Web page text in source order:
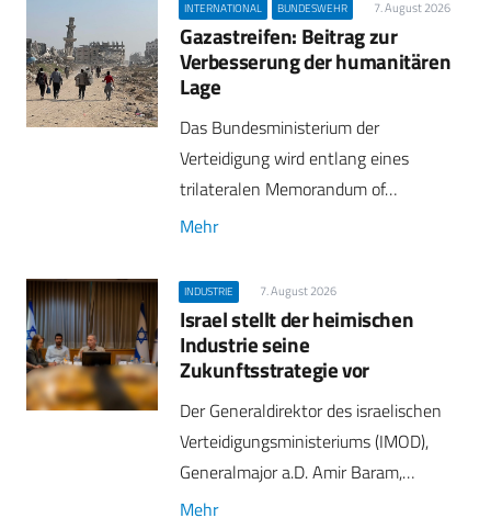
INTERNATIONAL BUNDESWEHR 7. August 2026
Gazastreifen: Beitrag zur
Verbesserung der humanitären
Lage
Das Bundesministerium der
Verteidigung wird entlang eines
trilateralen Memorandum of…
Mehr
INDUSTRIE 7. August 2026
Israel stellt der heimischen
Industrie seine
Zukunftsstrategie vor
Der Generaldirektor des israelischen
Verteidigungsministeriums (IMOD),
Generalmajor a.D. Amir Baram,…
Mehr